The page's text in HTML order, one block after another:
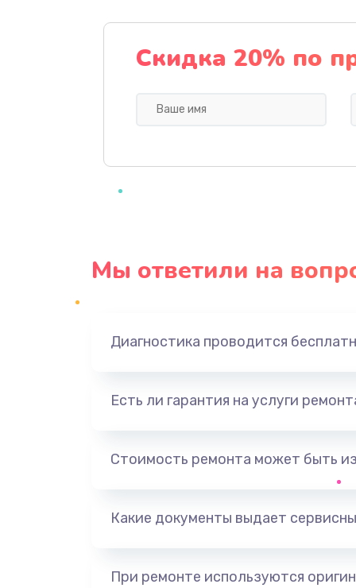
Замена USB порта
Замена тачпада
Настройка BIOS
Скидка 20% по
Мы ответили на
Диагностика проводится
Есть ли гарантия на услуги
Стоимость ремонта может быть
Какие документы выдает
При ремонте используются